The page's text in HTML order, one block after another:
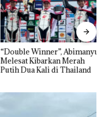
“Double Winner”, Abimanyu
Melesat Kibarkan Merah
Putih Dua Kali di Thailand